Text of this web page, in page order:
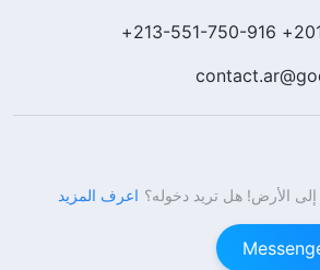
201-
إلى الأرض! هل تريد دخوله؟ اعرف المزيد